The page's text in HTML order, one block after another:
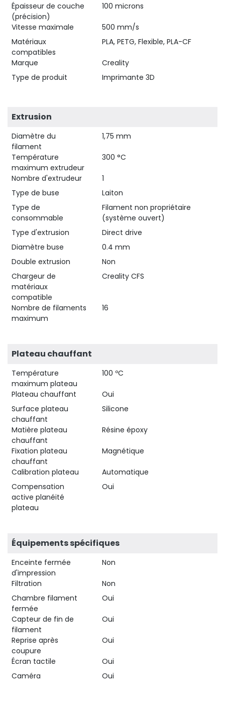
40,75 €
Épaisseur de couche
(précision)
100 microns
Vitesse maximale
500 mm/s
Matériaux
compatibles
PLA, PETG, Flexible, PLA-CF
Marque
Creality
Type de produit
Imprimante 3D
Extrusion
Diamètre du
filament
1,75 mm
Température
maximum extrudeur
300 °C
Nombre d'extrudeur
1
Type de buse
Laiton
Type de
consommable
Filament non propriétaire
(système ouvert)
Type d'extrusion
Direct drive
Diamètre buse
0.4 mm
Double extrusion
Non
Chargeur de
matériaux
compatible
Creality CFS
Nombre de filaments
maximum
16
Plateau chauffant
Température
maximum plateau
100 ºC
Plateau chauffant
Oui
Surface plateau
chauffant
Silicone
Matière plateau
chauffant
Résine époxy
Fixation plateau
chauffant
Magnétique
Calibration plateau
Automatique
Compensation
active planéité
plateau
Oui
Équipements spécifiques
Enceinte fermée
d'impression
Non
Filtration
Non
Chambre filament
fermée
Oui
Capteur de fin de
filament
Oui
Reprise après
coupure
Oui
Écran tactile
Oui
Caméra
Oui